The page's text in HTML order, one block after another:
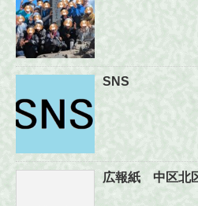
SNS
広報紙 中区北